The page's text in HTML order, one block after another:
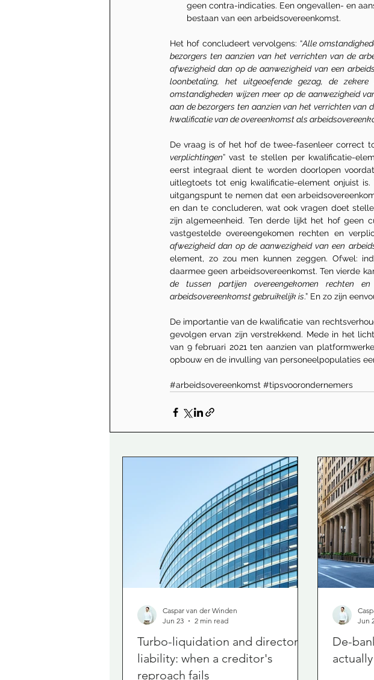
geen contra-indicaties. Een ongevallen- en
bestaan van een arbeidsovereenkomst.
Het hof concludeert vervolgens: “Alle
bezorgers ten aanzien van het verrichten van de
afwezigheid dan op de aanwezigheid van een
loonbetaling, het uitgeoefende gezag, de
omstandigheden wijzen meer op de aanwezigheid
aan de bezorgers ten aanzien van het verrichten van
kwalificatie van de overeenkomst als
De vraag is of het hof de twee-fasenleer correct
verplichtingen” vast te stellen per kwalificatie-
eerst integraal dient te worden doorlopen
uitlegtoets tot enig kwalificatie-element onjuist
uitgangspunt te nemen dat een
en dan te concluderen, wat ook vragen doet
zijn algemeenheid. Ten derde lijkt het hof geen
vastgestelde overeengekomen rechten en
afwezigheid dan op de aanwezigheid van een
element, zo zou men kunnen zeggen. Ofwel:
daarmee geen arbeidsovereenkomst. Ten vierde
de tussen partijen overeengekomen rechten
arbeidsovereenkomst gebruikelijk is.” En zo zijn
De importantie van de kwalificatie van
gevolgen ervan zijn verstrekkend. Mede in het
van 9 februari 2021 ten aanzien van
opbouw en de invulling van personeelpopulaties
#arbeidsovereenkomst #tipsvoorondernemers
Turbo-liquidation and director
liability: when a creditor's
reproach fails
Caspar van der Winden
Jun 23
2 min read
De-
Jun